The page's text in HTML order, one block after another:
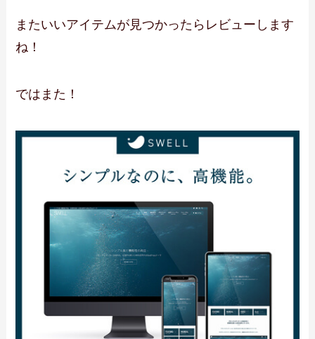
またいいアイテムが見つかったらレビューします
ね！
ではまた！